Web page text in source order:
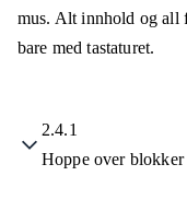
mus. Alt innhold og all
bare med tastaturet.
2.4.1
Hoppe over